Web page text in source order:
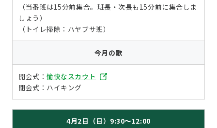
（当番班は15分前集合。班長・次長も15分前に集合しま
しょう）
（トイレ掃除：ハヤブサ班）
今月の歌
開会式：愉快なスカウト
閉会式：ハイキング
4月2日（日）9:30～12:00